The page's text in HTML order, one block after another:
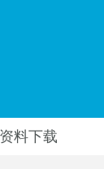
资料下载